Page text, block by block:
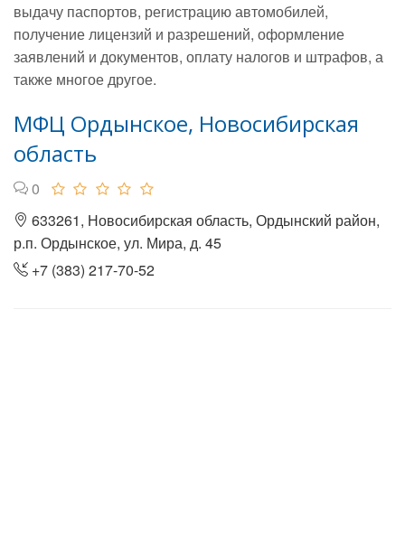
выдачу паспортов, регистрацию автомобилей,
получение лицензий и разрешений, оформление
заявлений и документов, оплату налогов и штрафов, а
также многое другое.
МФЦ Ордынское, Новосибирская
область
0
633261, Новосибирская область, Ордынский район,
р.п. Ордынское, ул. Мира, д. 45
+7 (383) 217-70-52